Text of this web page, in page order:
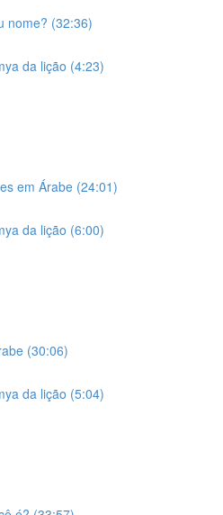
nome? (32:36)
da lição (4:23)
em Árabe (24:01)
da lição (6:00)
(30:06)
da lição (5:04)